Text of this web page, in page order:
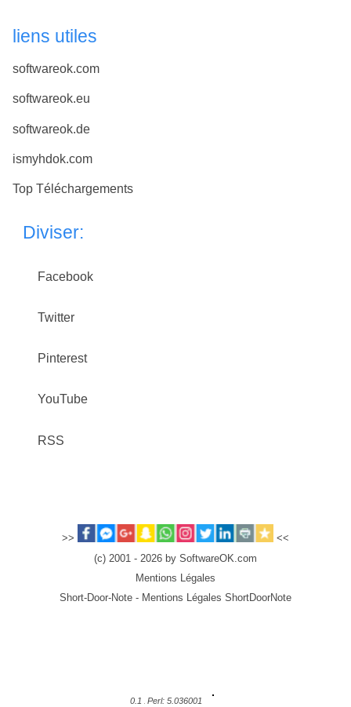
liens utiles
softwareok.com
softwareok.eu
softwareok.de
ismyhdok.com
Top Téléchargements
Diviser:
Facebook
Twitter
Pinterest
YouTube
RSS
>>
<<
(c) 2001 - 2026 by SoftwareOK.com
Mentions Légales
Short-Door-Note - Mentions Légales ShortDoorNote
0.1 Perl: 5.036001